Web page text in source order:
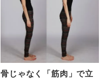
骨じゃなく「筋肉」で立